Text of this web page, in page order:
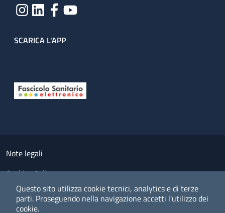
Questo sito utilizza cookie tecnici, analytics e di terze
parti. Proseguendo nella navigazione accetti l'utilizzo dei
cookie.
SCARICA L'APP
Small prints
Note legali
Cookies Policy
Policy privacy e protezione del dato personale